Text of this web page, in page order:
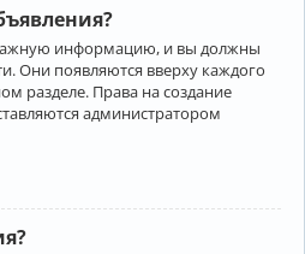
информацию, и вы должны
Они появляются вверху каждого
разделе. Права на создание
администратором